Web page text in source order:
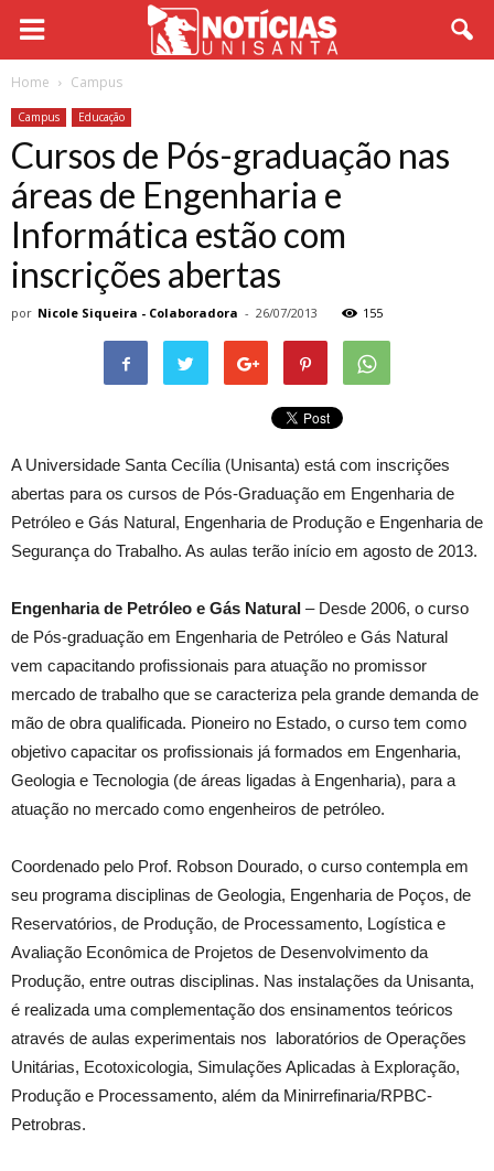
Home Campus
Campus Educação
Cursos de Pós-graduação nas
áreas de Engenharia e
Informática estão com
inscrições abertas
por Nicole Siqueira - Colaboradora - 26/07/2013 155
A Universidade Santa Cecília (Unisanta) está com inscrições
abertas para os cursos de Pós-Graduação em Engenharia de
Petróleo e Gás Natural, Engenharia de Produção e Engenharia de
Segurança do Trabalho. As aulas terão início em agosto de 2013.
Engenharia de Petróleo e Gás Natural – Desde 2006, o curso
de Pós-graduação em Engenharia de Petróleo e Gás Natural
vem capacitando profissionais para atuação no promissor
mercado de trabalho que se caracteriza pela grande demanda de
mão de obra qualificada. Pioneiro no Estado, o curso tem como
objetivo capacitar os profissionais já formados em Engenharia,
Geologia e Tecnologia (de áreas ligadas à Engenharia), para a
atuação no mercado como engenheiros de petróleo.
Coordenado pelo Prof. Robson Dourado, o curso contempla em
seu programa disciplinas de Geologia, Engenharia de Poços, de
Reservatórios, de Produção, de Processamento, Logística e
Avaliação Econômica de Projetos de Desenvolvimento da
Produção, entre outras disciplinas. Nas instalações da Unisanta,
é realizada uma complementação dos ensinamentos teóricos
através de aulas experimentais nos laboratórios de Operações
Unitárias, Ecotoxicologia, Simulações Aplicadas à Exploração,
Produção e Processamento, além da Minirrefinaria/RPBC-
Petrobras.